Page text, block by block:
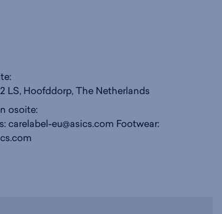
LS, Hoofddorp, The Netherlands
osoite:
carelabel-eu@asics.com Footwear: